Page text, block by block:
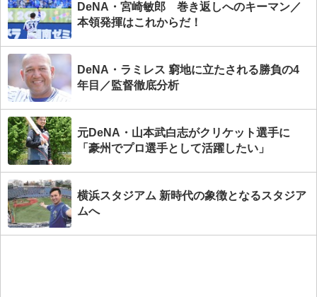
DeNA・宮崎敏郎 巻き返しへのキーマン／
本領発揮はこれからだ！
DeNA・ラミレス 窮地に立たされる勝負の4
年目／監督徹底分析
元DeNA・山本武白志がクリケット選手に
「豪州でプロ選手として活躍したい」
横浜スタジアム 新時代の象徴となるスタジア
ムへ